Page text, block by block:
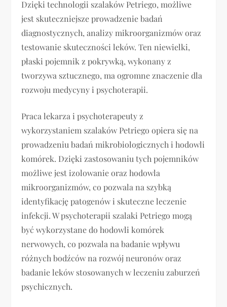
Dzięki technologii szalaków Petriego, możliwe
jest skuteczniejsze prowadzenie badań
diagnostycznych, analizy mikroorganizmów oraz
testowanie skuteczności leków. Ten niewielki,
płaski pojemnik z pokrywką, wykonany z
tworzywa sztucznego, ma ogromne znaczenie dla
rozwoju medycyny i psychoterapii.
Praca lekarza i psychoterapeuty z
wykorzystaniem szalaków Petriego opiera się na
prowadzeniu badań mikrobiologicznych i hodowli
komórek. Dzięki zastosowaniu tych pojemników
możliwe jest izolowanie oraz hodowla
mikroorganizmów, co pozwala na szybką
identyfikację patogenów i skuteczne leczenie
infekcji. W psychoterapii szalaki Petriego mogą
być wykorzystane do hodowli komórek
nerwowych, co pozwala na badanie wpływu
różnych bodźców na rozwój neuronów oraz
badanie leków stosowanych w leczeniu zaburzeń
psychicznych.